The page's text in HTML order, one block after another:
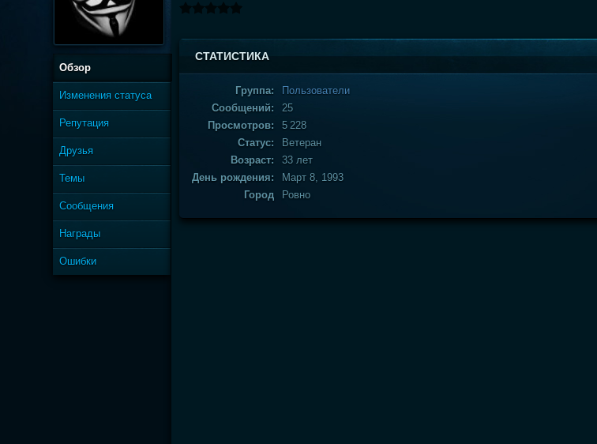
Обзор
Изменения статуса
Репутация
Друзья
Темы
Сообщения
Награды
Ошибки
СТАТИСТИКА
Группа:
Пользователи
Сообщений:
25
Просмотров:
5 228
Статус:
Ветеран
Возраст:
33 лет
День рождения:
Март 8, 1993
Город
Ровно